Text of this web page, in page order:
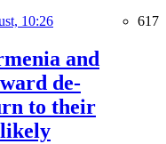
10:26 617
and
de-
to their